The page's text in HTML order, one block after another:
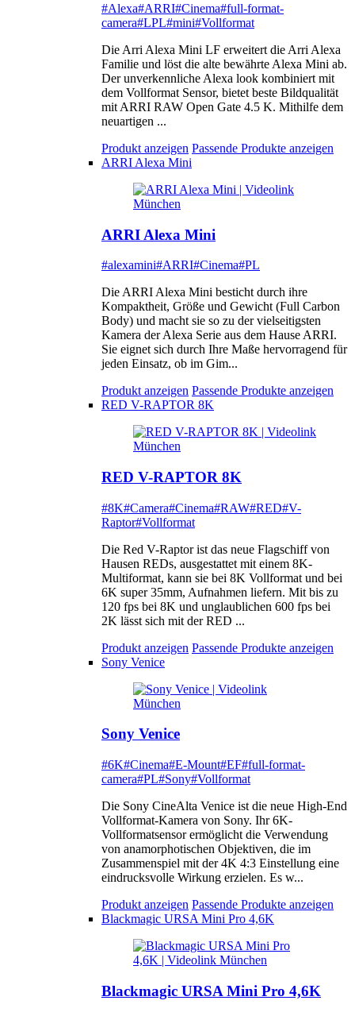
#Alexa#ARRI#Cinema#full-format-
camera#LPL#mini#Vollformat
Die Arri Alexa Mini LF erweitert die Arri Alexa
Familie und löst die alte bewährte Alexa Mini ab.
Der unverkennliche Alexa look kombiniert mit
dem Vollformat Sensor, bietet beste Bildqualität
mit ARRI RAW Open Gate 4.5 K. Mithilfe dem
neuartigen ...
Produkt anzeigen Passende Produkte anzeigen
ARRI Alexa Mini
ARRI Alexa Mini
#alexamini#ARRI#Cinema#PL
Die ARRI Alexa Mini besticht durch ihre
Kompaktheit, Größe und Gewicht (Full Carbon
Body) und macht sie so zu der vielseitigsten
Kamera der Alexa Serie aus dem Hause ARRI.
Sie eignet sich durch Ihre Maße hervorragend für
jeden Einsatz, ob im Gim...
Produkt anzeigen Passende Produkte anzeigen
RED V-RAPTOR 8K
RED V-RAPTOR 8K
#8K#Camera#Cinema#RAW#RED#V-
Raptor#Vollformat
Die Red V-Raptor ist das neue Flagschiff von
Hausen REDs, ausgestattet mit einem 8K-
Multiformat, kann sie bei 8K Vollformat und bei
6K super 35mm, Aufnahmen liefern. Mit bis zu
120 fps bei 8K und unglaublichen 600 fps bei
2K lässt sich mit der RED ...
Produkt anzeigen Passende Produkte anzeigen
Sony Venice
Sony Venice
#6K#Cinema#E-Mount#EF#full-format-
camera#PL#Sony#Vollformat
Die Sony CineAlta Venice ist die neue High-End
Vollformat-Kamera von Sony. Ihr 6K-
Vollformatsensor ermöglicht die Verwendung
von anamorphotischen Objektiven, die im
Zusammenspiel mit der 4K 4:3 Einstellung eine
eindrucksvolle Wirkung erzielen. Es w...
Produkt anzeigen Passende Produkte anzeigen
Blackmagic URSA Mini Pro 4,6K
Blackmagic URSA Mini Pro 4,6K